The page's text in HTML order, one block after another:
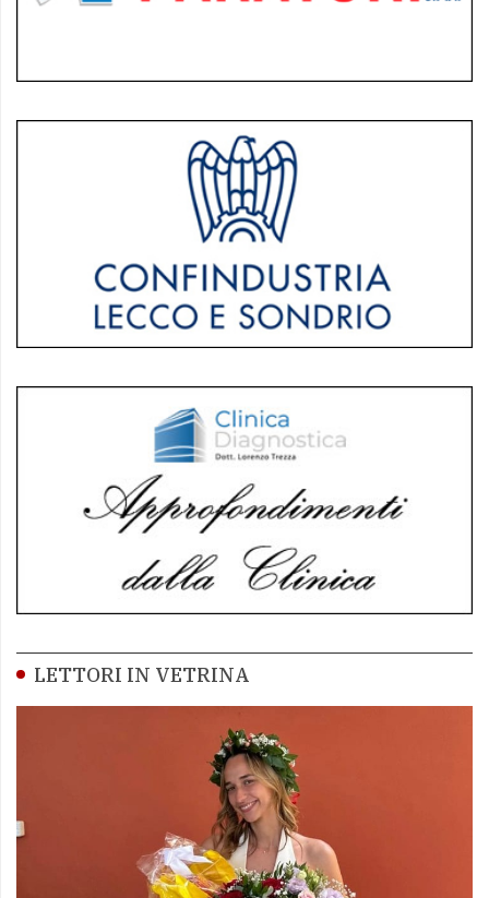
LETTORI IN VETRINA